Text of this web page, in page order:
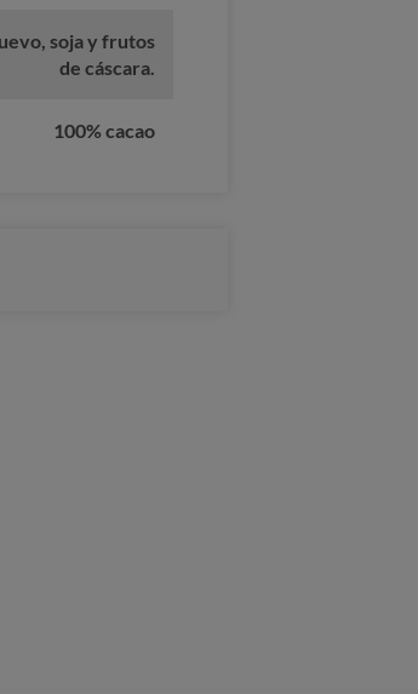
soja y frutos
de cáscara.
100% cacao